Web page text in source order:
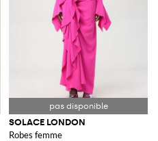
SOLACE LONDON
Robes femme